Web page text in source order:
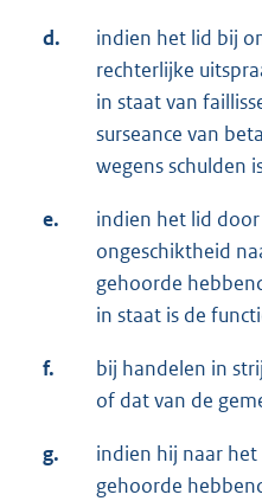
d.
indien het lid bij
rechterlijke
in staat van
surseance van
wegens schulden
e.
indien het lid
ongeschiktheid
gehoorde
in staat is de
f.
bij handelen in
of dat van de
g.
indien hij naar
gehoorde